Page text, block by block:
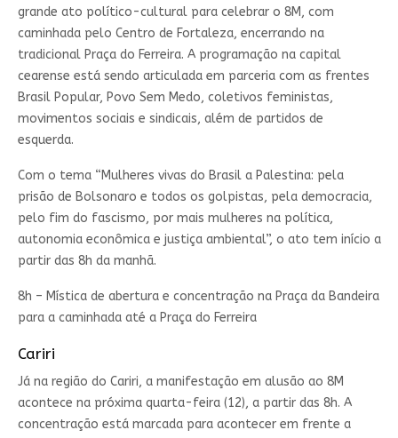
grande ato político-cultural para celebrar o 8M, com
caminhada pelo Centro de Fortaleza, encerrando na
tradicional Praça do Ferreira. A programação na capital
cearense está sendo articulada em parceria com as frentes
Brasil Popular, Povo Sem Medo, coletivos feministas,
movimentos sociais e sindicais, além de partidos de
esquerda.
Com o tema “Mulheres vivas do Brasil a Palestina: pela
prisão de Bolsonaro e todos os golpistas, pela democracia,
pelo fim do fascismo, por mais mulheres na política,
autonomia econômica e justiça ambiental”, o ato tem início a
partir das 8h da manhã.
8h – Mística de abertura e concentração na Praça da Bandeira
para a caminhada até a Praça do Ferreira
Cariri
Já na região do Cariri, a manifestação em alusão ao 8M
acontece na próxima quarta-feira (12), a partir das 8h. A
concentração está marcada para acontecer em frente a